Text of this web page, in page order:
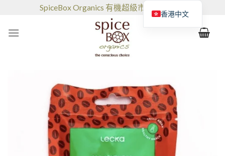
SpiceBox Organics 有機超級市場和咖啡館
香港中文